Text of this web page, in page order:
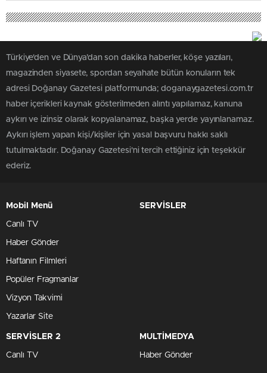
Türkiye'den ve Dünya’dan son dakika haberler, köşe yazıları,
magazinden siyasete, spordan seyahate bütün konuların tek
adresi Doğanay Gazetesi platformunda; doganaygazetesi.com.tr
haber içerikleri kaynak gösterilmeden alıntı yapılamaz, kanuna
aykırı ve izinsiz olarak kopyalanamaz, başka yerde yayınlanamaz.
Aykırı işlem yapan kişi/kişiler için yasal başvuru hakkı saklı
tutulmaktadır. Doğanay Gazetesi'ni tercih ettiğiniz için teşekkür
ederiz.
Mobil Menü
Canlı TV
Haber Gönder
Haftanın Filmleri
Popüler Fragmanlar
Vizyon Takvimi
Yazarlar Site
SERVİSLER
SERVİSLER 2
Canlı TV
MULTİMEDYA
Haber Gönder